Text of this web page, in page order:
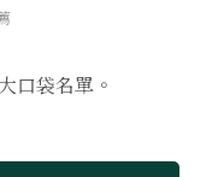
口袋名單。